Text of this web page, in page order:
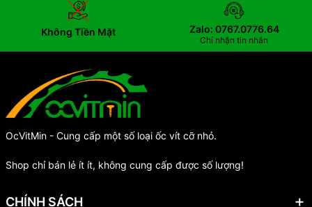
Không Tiền Mặt Zalo: 0767.0776.64
Chỉ nhận tin nhắn
OcVitMin - Cung cấp một số loại ốc vít cỡ nhỏ.
Shop chỉ bán lẻ ít ít, không cung cấp được số lượng!
CHÍNH SÁCH